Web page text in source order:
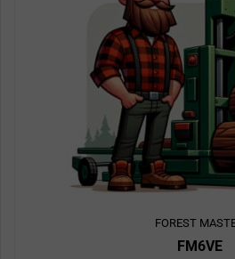
FOREST
FM6VE